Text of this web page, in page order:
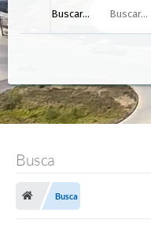
Buscar...
Busca
Busca